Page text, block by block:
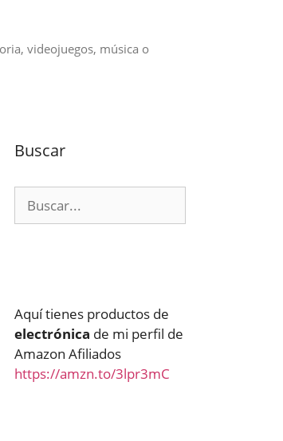
videojuegos, música o
Buscar
Aquí tienes productos de
electrónica de mi perfil de
Amazon Afiliados
https://amzn.to/3lpr3mC